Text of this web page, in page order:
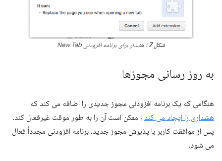
شکل 7 : هشدار برای برنامه افزودنی New Tab
به روز رسانی مجوزها
هنگامی که یک برنامه افزودنی مجوز جدیدی را اضافه می کند که
هشداری را ایجاد می کند ، ممکن است آن را به طور موقت غیرفعال کند.
پس از موافقت کاربر با پذیرش مجوز جدید، برنامه افزودنی مجدداً فعال
می شود.